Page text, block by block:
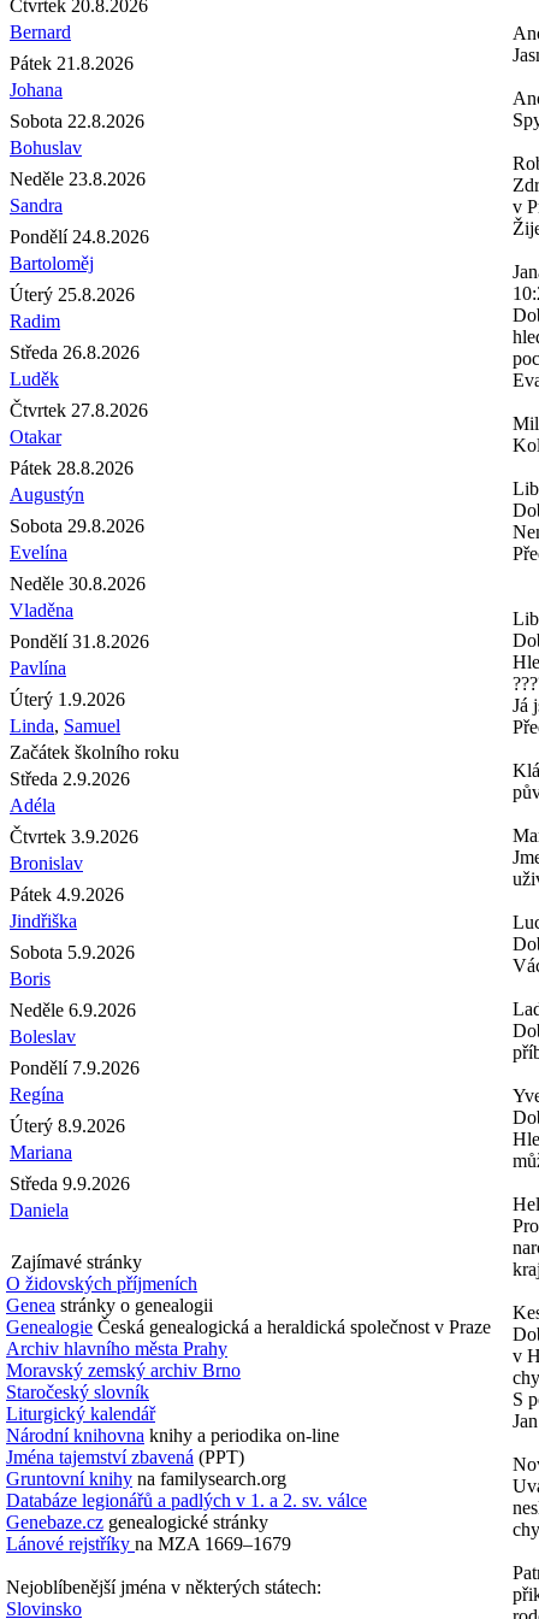
Čtvrtek 20.8.2026
Bernard
Pátek 21.8.2026
Johana
Sobota 22.8.2026
Bohuslav
Neděle 23.8.2026
Sandra
Pondělí 24.8.2026
Bartoloměj
Úterý 25.8.2026
Radim
Středa 26.8.2026
Luděk
Čtvrtek 27.8.2026
Otakar
Pátek 28.8.2026
Augustýn
Sobota 29.8.2026
Evelína
Neděle 30.8.2026
Vladěna
Pondělí 31.8.2026
Pavlína
Úterý 1.9.2026
Linda, Samuel
Začátek školního roku
Středa 2.9.2026
Adéla
Čtvrtek 3.9.2026
Bronislav
Pátek 4.9.2026
Jindřiška
Sobota 5.9.2026
Boris
Neděle 6.9.2026
Boleslav
Pondělí 7.9.2026
Regína
Úterý 8.9.2026
Mariana
Středa 9.9.2026
Daniela
Zajímavé stránky
O židovských příjmeních
Genea stránky o genealogii
Genealogie Česká genealogická a heraldická společnost v Praze
Archiv hlavního města Prahy
Moravský zemský archiv Brno
Staročeský slovník
Liturgický kalendář
Národní knihovna knihy a periodika on-line
Jména tajemství zbavená (PPT)
Gruntovní knihy na familysearch.org
Databáze legionářů a padlých v 1. a 2. sv. válce
Genebaze.cz genealogické stránky
Lánové rejstříky na MZA 1669–1679
Nejoblíbenější jména v některých státech:
Slovinsko
v
Já
v
S